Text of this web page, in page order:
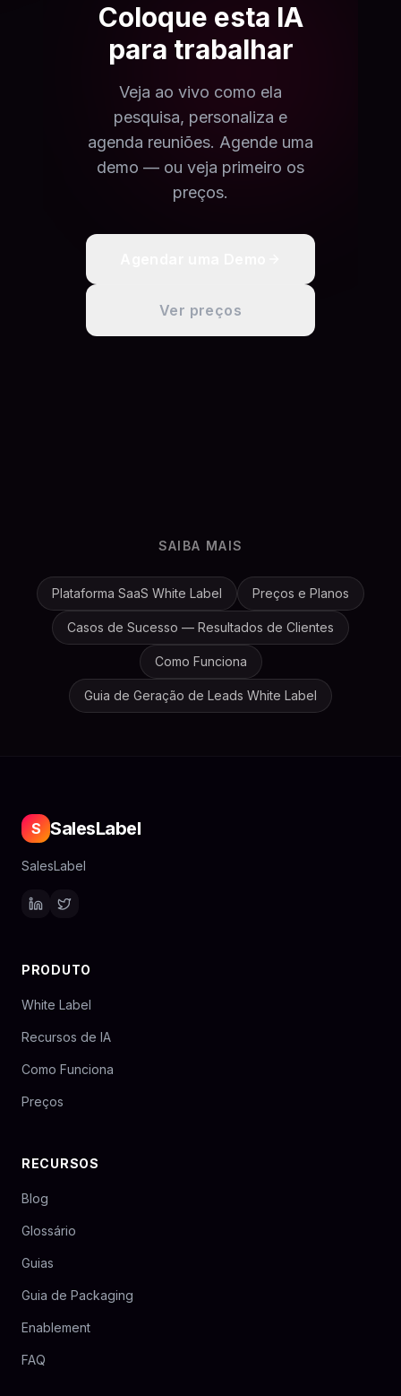
Coloque esta IA
para trabalhar
Veja ao vivo como ela
pesquisa, personaliza e
agenda reuniões. Agende uma
demo — ou veja primeiro os
preços.
Ver preços
SAIBA MAIS
Plataforma SaaS White Label Preços e Planos
Casos de Sucesso — Resultados de Clientes
Como Funciona
Guia de Geração de Leads White Label
S SalesLabel
SalesLabel
PRODUTO
White Label
Recursos de IA
Como Funciona
Preços
RECURSOS
Blog
Glossário
Guias
Guia de Packaging
Enablement
FAQ